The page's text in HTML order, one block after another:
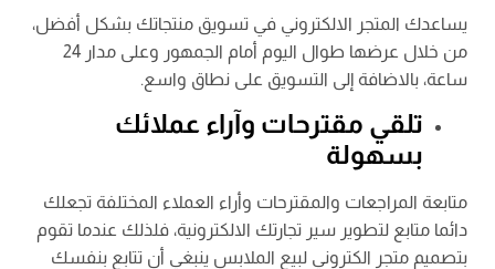
يساعدك المتجر الالكتروني في تسويق منتجاتك بشكل أفضل،
من خلال عرضها طوال اليوم أمام الجمهور وعلى مدار 24
ساعة، بالاضافة إلى التسويق على نطاق واسع.
تلقي مقترحات وآراء عملائك
بسهولة
متابعة المراجعات والمقترحات وأراء العملاء المختلفة تجعلك
دائما متابع لتطوير سير تجارتك الالكترونية، فلذلك عندما تقوم
بتصميم متجر الكتروني لبيع الملابس ينبغي أن تتابع بنفسك